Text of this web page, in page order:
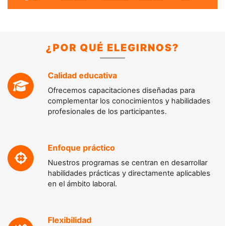
VER ARTICULOS
¿POR QUÉ ELEGIRNOS?
Calidad educativa
Ofrecemos capacitaciones diseñadas para
complementar los conocimientos y habilidades
profesionales de los participantes.
Enfoque práctico
Nuestros programas se centran en desarrollar
habilidades prácticas y directamente aplicables
en el ámbito laboral.
Flexibilidad